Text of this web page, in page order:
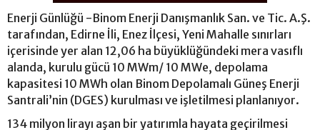
Enerji Günlüğü -Binom Enerji Danışmanlık San. ve Tic. A.Ş.
tarafından, Edirne İli, Enez İlçesi, Yeni Mahalle sınırları
içerisinde yer alan 12,06 ha büyüklüğündeki mera vasıflı
alanda, kurulu gücü 10 MWm/ 10 MWe, depolama
kapasitesi 10 MWh olan Binom Depolamalı Güneş Enerji
Santrali’nin (DGES) kurulması ve işletilmesi planlanıyor.
134 milyon lirayı aşan bir yatırımla hayata geçirilmesi